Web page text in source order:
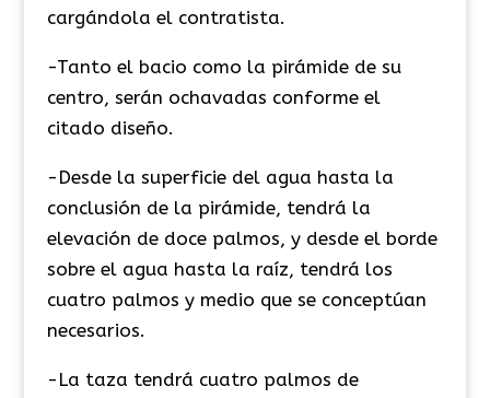
cargándola el contratista.
-Tanto el bacio como la pirámide de su
centro, serán ochavadas conforme el
citado diseño.
-Desde la superficie del agua hasta la
conclusión de la pirámide, tendrá la
elevación de doce palmos, y desde el borde
sobre el agua hasta la raíz, tendrá los
cuatro palmos y medio que se conceptúan
necesarios.
-La taza tendrá cuatro palmos de